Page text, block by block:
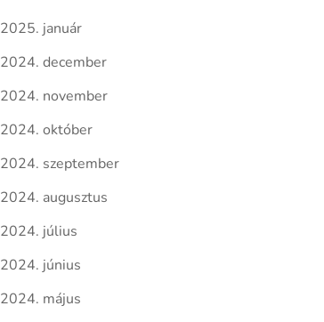
2025. január
2024. december
2024. november
2024. október
2024. szeptember
2024. augusztus
2024. július
2024. június
2024. május